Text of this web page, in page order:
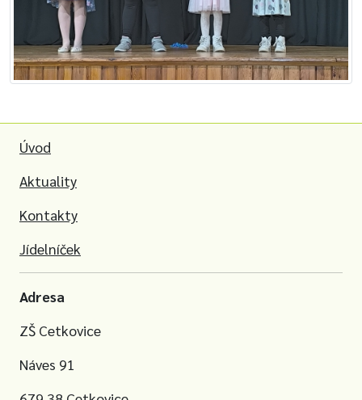
Úvod
Aktuality
Kontakty
Jídelníček
Adresa
ZŠ Cetkovice
Náves 91